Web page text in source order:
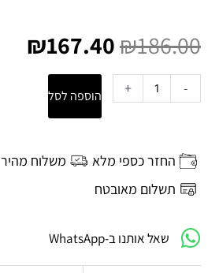
₪186.00 המקורי
היה:
₪186.00.
₪167.40
-
של
Namira
עץ
Bloomingville
+ הוספה לסל
החזר כספי מלא משלוח מהיר
תשלום מאובטח
שאל אותנו ב-WhatsApp